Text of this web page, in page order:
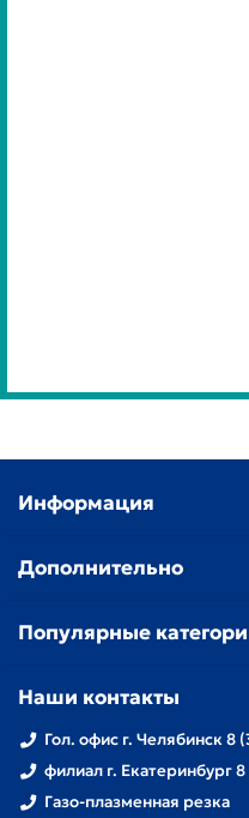
Информация
Дополнительно
Популярные
Наши контакты
Гол. офис г. Челябинск 8
филиал г. Екатеринбург
Газо-плазменная резка